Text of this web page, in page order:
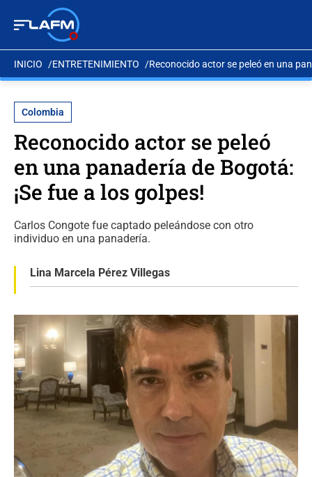
INICIO ENTRETENIMIENTO Reconocido actor se peleó en una
Colombia
Reconocido actor se peleó
en una panadería de Bogotá:
¡Se fue a los golpes!
Carlos Congote fue captado peleándose con otro
individuo en una panadería.
Lina Marcela Pérez Villegas